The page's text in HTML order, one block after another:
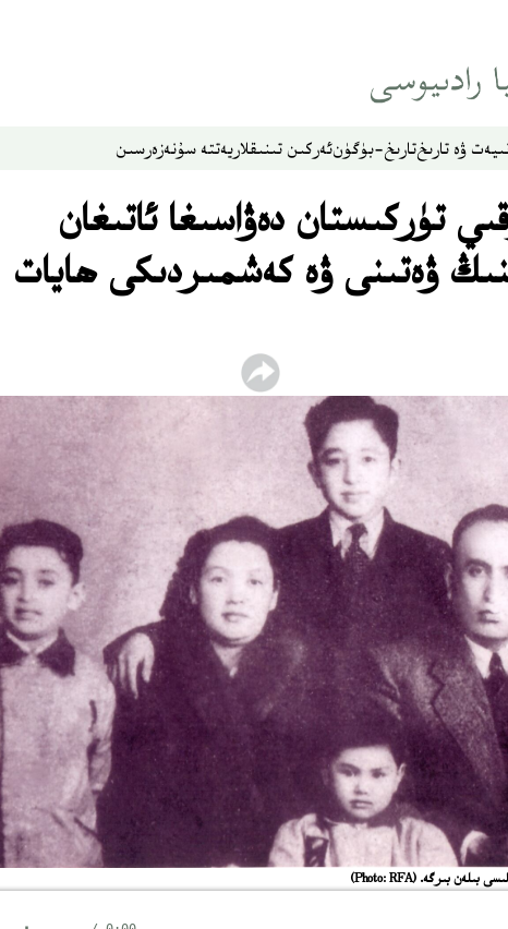
ۋە تارىختارىخ-بۈگۈنئەركىن تىنىقلاريەتتە سۇنەزەرسىن
تۈركىستان دەۋاسىغا ئاتىغان
ۋەتىنى ۋە كەشمىردىكى ھايات
بىلەن بىرگە. (Photo: RFA)